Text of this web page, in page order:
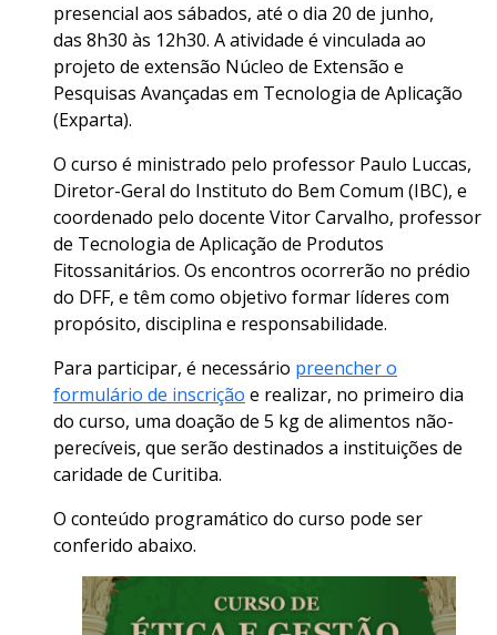
presencial aos sábados, até o dia 20 de junho,
das 8h30 às 12h30. A atividade é vinculada ao
projeto de extensão Núcleo de Extensão e
Pesquisas Avançadas em Tecnologia de Aplicação
(Exparta).
O curso é ministrado pelo professor Paulo Luccas,
Diretor-Geral do Instituto do Bem Comum (IBC), e
coordenado pelo docente Vitor Carvalho, professor
de Tecnologia de Aplicação de Produtos
Fitossanitários. Os encontros ocorrerão no prédio
do DFF, e têm como objetivo formar líderes com
propósito, disciplina e responsabilidade.
Para participar, é necessário preencher o
formulário de inscrição e realizar, no primeiro dia
do curso, uma doação de 5 kg de alimentos não-
perecíveis, que serão destinados a instituições de
caridade de Curitiba.
O conteúdo programático do curso pode ser
conferido abaixo.